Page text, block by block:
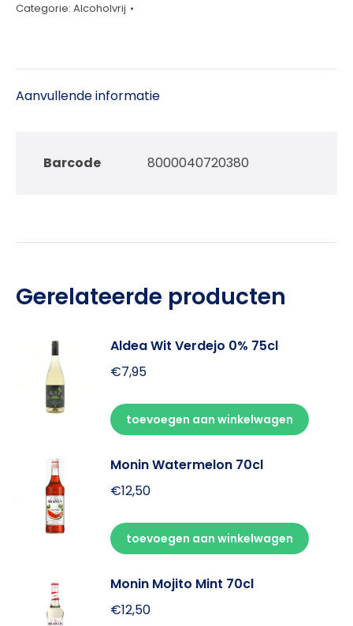
Categorie: Alcoholvrij
Aanvullende informatie
Barcode 8000040720380
Gerelateerde producten
Aldea Wit Verdejo 0% 75cl
€7,95
toevoegen aan winkelwagen
Monin Watermelon 70cl
€12,50
toevoegen aan winkelwagen
Monin Mojito Mint 70cl
€12,50